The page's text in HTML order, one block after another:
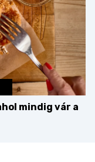
mindig vár a